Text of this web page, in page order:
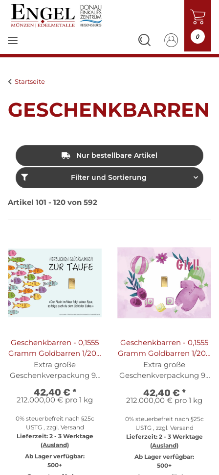
0
Startseite
GESCHENKBARREN
Nur bestellbare Artikel
Filter und Sortierung
Artikel 101 - 120 von 592
Geschenkbarren - 0,1555
Gramm Goldbarren 1/200
oz - Fisch
Extra große
Geschenkverpackung 95
42,40 € *
212.000,00 € pro 1 kg
0% steuerbefreit nach §25c
USTG , zzgl. Versand
Lieferzeit: 2 - 3 Werktage
(Ausland)
Ab Lager verfügbar:
500+
Geschenkbarren - 0,1555
Gramm Goldbarren 1/200
oz - Girl
Extra große
Geschenkverpackung 95
42,40 € *
212.000,00 € pro 1 kg
0% steuerbefreit nach §25c
USTG , zzgl. Versand
Lieferzeit: 2 - 3 Werktage
(Ausland)
Ab Lager verfügbar:
500+